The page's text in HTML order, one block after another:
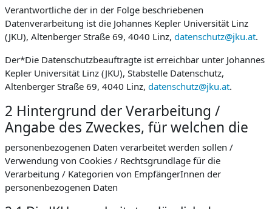
Verantwortliche der in der Folge beschriebenen
Datenverarbeitung ist die Johannes Kepler Universität Linz
(JKU), Altenberger Straße 69, 4040 Linz, datenschutz@jku.at.
Der*Die Datenschutzbeauftragte ist erreichbar unter Johannes
Kepler Universität Linz (JKU), Stabstelle Datenschutz,
Altenberger Straße 69, 4040 Linz, datenschutz@jku.at.
2 Hintergrund der Verarbeitung /
Angabe des Zweckes, für welchen die
personenbezogenen Daten verarbeitet werden sollen /
Verwendung von Cookies / Rechtsgrundlage für die
Verarbeitung / Kategorien von EmpfängerInnen der
personenbezogenen Daten